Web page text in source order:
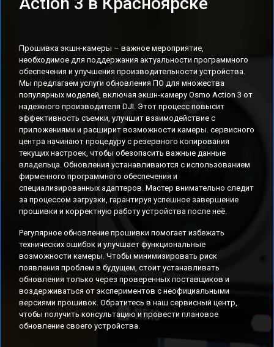
Прошивка экшн-камеры – важное мероприятие,
необходимое для поддержания актуальности программного
обеспечения и улучшения производительности устройства.
Мы предлагаем услуги обновления ПО для множества
популярных моделей, включая экшн-камеру Osmo Action 3 от
надежного производителя DJI. Этот процесс повысит
эффективность съемки, улучшит взаимодействие с
приложениями и расширит возможности камеры. сервисного
центра начинают процедуру с резервного копирования
текущих настроек, чтобы обезопасить важные данные
владельца. Обновления устанавливаются с использованием
фирменного программного обеспечения и
специализированных адаптеров. Мастер внимательно следит
за процессом загрузки, гарантируя успешное завершение
прошивки и корректную работу устройства после неё.
Регулярное обновление прошивки помогает избежать
технических ошибок и улучшает функциональные
возможности камеры. Чтобы минимизировать риск
появления проблем в будущем, стоит устанавливать
обновления только через проверенных поставщиков и
воздерживаться от экспериментов с неофициальными
версиями прошивок. Обратитесь в наш сервисный центр,
чтобы получить консультацию и провести плановое
обновление своего устройства.